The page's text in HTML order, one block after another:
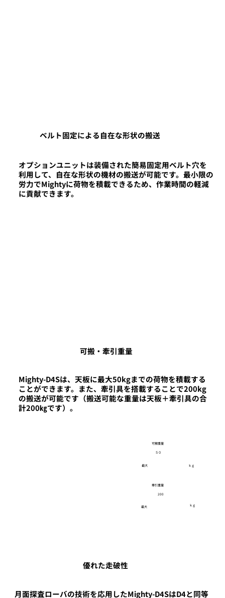
オプションユニットは装備された簡易固定用ベルト穴を
利用して、自在な形状の機材の搬送が可能です。最小限の
労力でMightyに荷物を積載できるため、作業時間の軽減
に貢献できます。
ベルト固定による自在な形状の搬送
Mighty-D4Sは、天板に最大50kgまでの荷物を積載する
ことができます。また、牽引具を搭載することで200kg
の搬送が可能です（搬送可能な重量は天板＋牽引具の合
計200㎏です）。
可搬・牽引重量
可搬重量
最大
５０
ｋｇ
牽引重量
最大
200
ｋｇ
月面探査ローバの技術を応用したMighty-D4SはD4と同等
優れた走破性